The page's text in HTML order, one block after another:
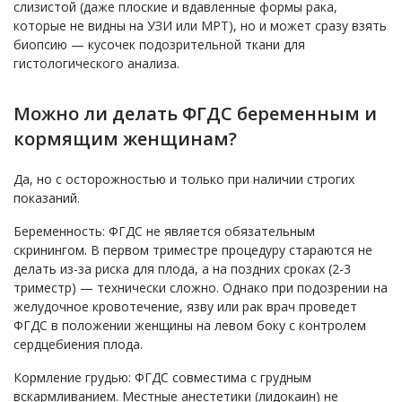
слизистой (даже плоские и вдавленные формы рака,
которые не видны на УЗИ или МРТ), но и может сразу взять
биопсию — кусочек подозрительной ткани для
гистологического анализа.
Можно ли делать ФГДС беременным и
кормящим женщинам?
Да, но с осторожностью и только при наличии строгих
показаний.
Беременность: ФГДС не является обязательным
скринингом. В первом триместре процедуру стараются не
делать из-за риска для плода, а на поздних сроках (2-3
триместр) — технически сложно. Однако при подозрении на
желудочное кровотечение, язву или рак врач проведет
ФГДС в положении женщины на левом боку с контролем
сердцебиения плода.
Кормление грудью: ФГДС совместима с грудным
вскармливанием. Местные анестетики (лидокаин) не